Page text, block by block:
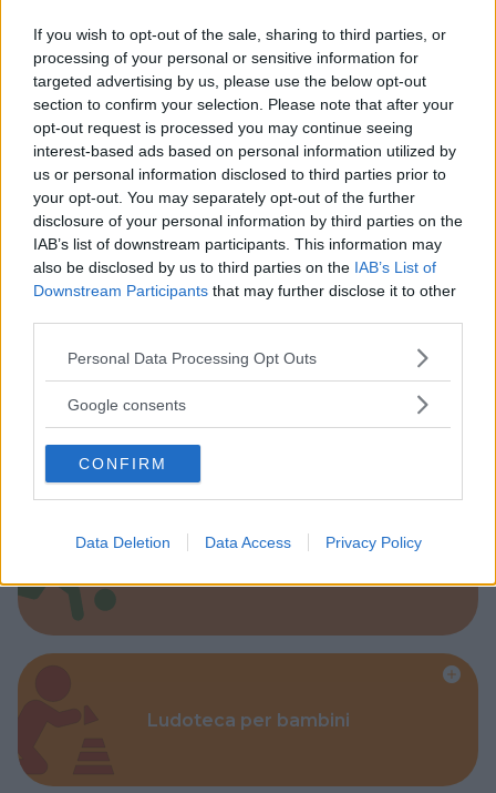
If you wish to opt-out of the sale, sharing to third parties, or
processing of your personal or sensitive information for
targeted advertising by us, please use the below opt-out
section to confirm your selection. Please note that after your
opt-out request is processed you may continue seeing
interest-based ads based on personal information utilized by
us or personal information disclosed to third parties prior to
your opt-out. You may separately opt-out of the further
disclosure of your personal information by third parties on the
IAB’s list of downstream participants. This information may
also be disclosed by us to third parties on the IAB’s List of
Downstream Participants that may further disclose it to other
Please note that this website/app uses one or more Google
not limited to your visit or usage behaviour. You may click to
use your data for below specified purposes in below Google
consent section.
Personal Data Processing Opt Outs
Google consents
CONFIRM
Data Deletion Data Access Privacy Policy
Kinderheim
Baby Sitter
Ludoteca per bambini